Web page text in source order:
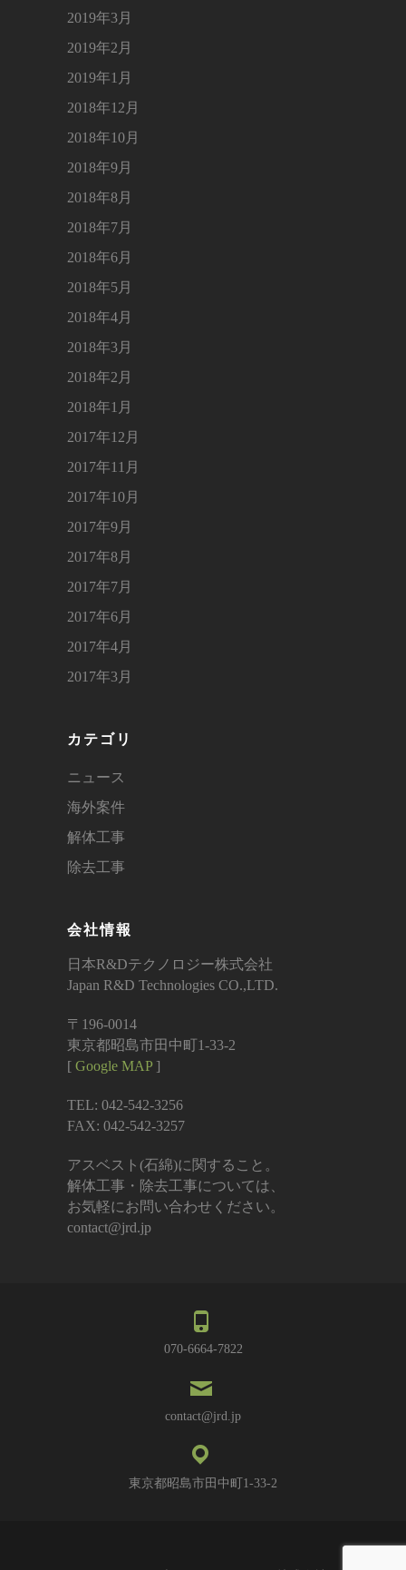
2019年3月
2019年2月
2019年1月
2018年12月
2018年10月
2018年9月
2018年8月
2018年7月
2018年6月
2018年5月
2018年4月
2018年3月
2018年2月
2018年1月
2017年12月
2017年11月
2017年10月
2017年9月
2017年8月
2017年7月
2017年6月
2017年4月
2017年3月
カテゴリ
ニュース
海外案件
解体工事
除去工事
会社情報
日本R&Dテクノロジー株式会社
Japan R&D Technologies CO.,LTD.
〒196-0014
東京都昭島市田中町1-33-2
[ Google MAP]
TEL: 042-542-3256
FAX: 042-542-3257
アスベスト(石綿)に関すること。
解体工事・除去工事については、
お気軽にお問い合わせください。
contact@jrd.jp
070-6664-7822
contact@jrd.jp
東京都昭島市田中町1-33-2